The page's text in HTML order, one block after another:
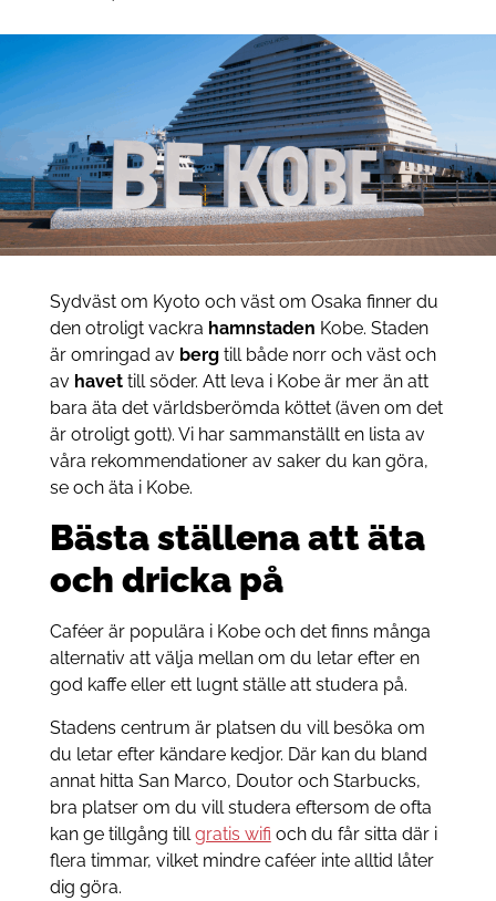
Sydväst om Kyoto och väst om Osaka finner du
den otroligt vackra hamnstaden Kobe. Staden
är omringad av bergtill både norr och väst och
av havettill söder. Att leva i Kobe är mer än att
bara äta det världsberömda köttet (även om det
är otroligt gott). Vi har sammanställt en lista av
våra rekommendationer av saker du kan göra,
se och äta i Kobe.
Bästa ställena att äta
och dricka på
Caféer är populära i Kobe och det finns många
alternativ att välja mellan om du letar efter en
god kaffe eller ett lugnt ställe att studera på.
Stadens centrum är platsen du vill besöka om
du letar efter kändare kedjor. Där kan du bland
annat hitta San Marco, Doutor och Starbucks,
bra platser om du vill studera eftersom de ofta
kan ge tillgång tillgratis wifi och du får sitta där i
flera timmar, vilket mindre caféer inte alltid låter
dig göra.